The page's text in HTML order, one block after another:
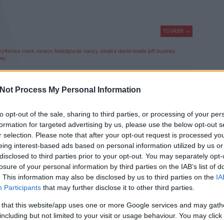
Process My Personal Information
opt-out of the sale, sharing to third parties, or processing of your
for targeted advertising by us, please use the below opt-out
selection. Please note that after your opt-out request is processed
interest-based ads based on personal information utilized by us
to third parties prior to your opt-out. You may separately
of your personal information by third parties on the IAB’s list of
This information may also be disclosed by us to third parties on the
Participants that may further disclose it to other third parties.
that this website/app uses one or more Google services and may
but not limited to your visit or usage behaviour. You may
TOVÁBB →
mark ronson feldolgozás nancy sinatra david bowie jeff buckley
EGYLEMEZES ÉLETMŰVEK
életmű, de az nagyon emlékezetes – kevés ilyen van és most,
júliusban, tizenhat év szünet után kiadta második
kevesebb. Íme, a 44. Recorder magazinból húsz (plusz huszonöt)
is elég volt az…
TOVÁBB →